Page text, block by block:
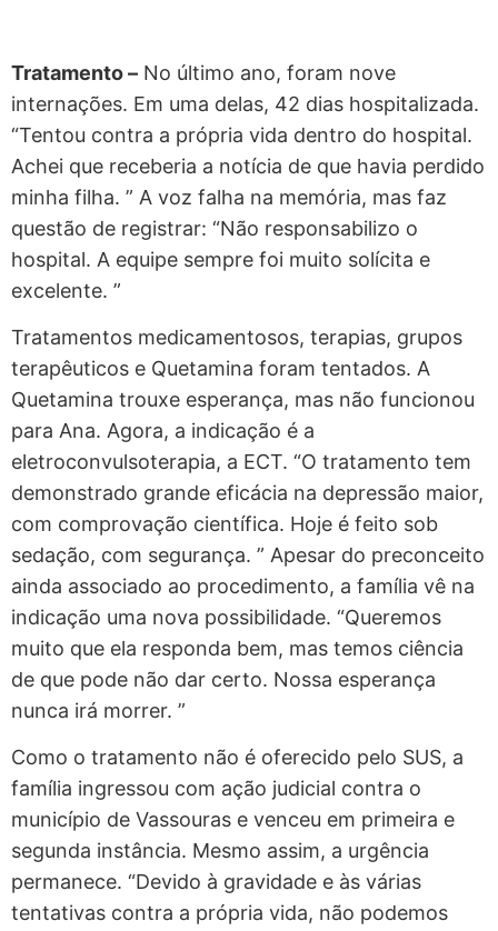
Tratamento – No último ano, foram nove
internações. Em uma delas, 42 dias hospitalizada.
“Tentou contra a própria vida dentro do hospital.
Achei que receberia a notícia de que havia perdido
minha filha. ” A voz falha na memória, mas faz
questão de registrar: “Não responsabilizo o
hospital. A equipe sempre foi muito solícita e
excelente. ”
Tratamentos medicamentosos, terapias, grupos
terapêuticos e Quetamina foram tentados. A
Quetamina trouxe esperança, mas não funcionou
para Ana. Agora, a indicação é a
eletroconvulsoterapia, a ECT. “O tratamento tem
demonstrado grande eficácia na depressão maior,
com comprovação científica. Hoje é feito sob
sedação, com segurança. ” Apesar do preconceito
ainda associado ao procedimento, a família vê na
indicação uma nova possibilidade. “Queremos
muito que ela responda bem, mas temos ciência
de que pode não dar certo. Nossa esperança
nunca irá morrer. ”
Como o tratamento não é oferecido pelo SUS, a
família ingressou com ação judicial contra o
município de Vassouras e venceu em primeira e
segunda instância. Mesmo assim, a urgência
permanece. “Devido à gravidade e às várias
tentativas contra a própria vida, não podemos